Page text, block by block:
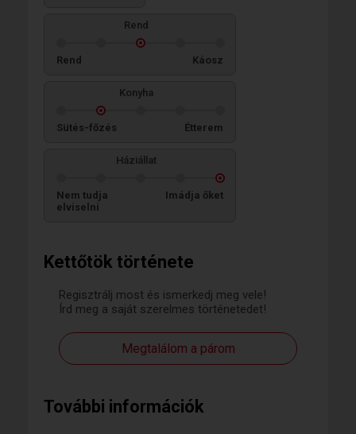
Kettőtök története
Regisztrálj most és ismerkedj meg vele!
Írd meg a saját szerelmes történetedet!
Megtalálom a párom
További információk
Rend
Rend Káosz
Konyha
Sütés-főzés Étterem
Háziállat
Nem tudja
elviselni
Imádja őket